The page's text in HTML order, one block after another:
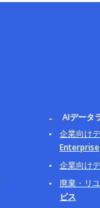
AIデータ
企業向け
Enterprise
企業向け
廃棄・リ
ビス